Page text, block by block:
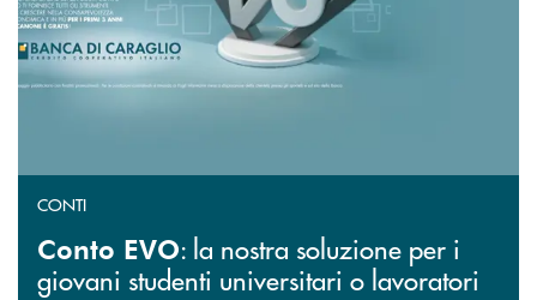
CONTI
Conto EVO: la nostra soluzione per i
giovani studenti universitari o lavoratori